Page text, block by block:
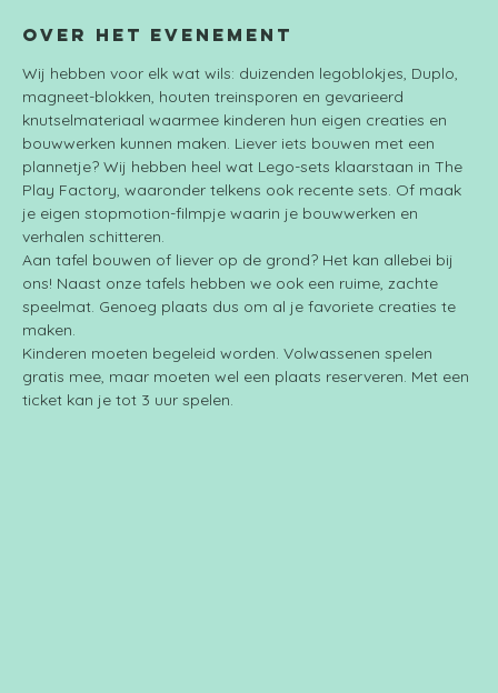
Over het evenement
Wij hebben voor elk wat wils: duizenden legoblokjes, Duplo,
magneet-blokken, houten treinsporen en gevarieerd
knutselmateriaal waarmee kinderen hun eigen creaties en
bouwwerken kunnen maken. Liever iets bouwen met een
plannetje? Wij hebben heel wat Lego-sets klaarstaan in The
Play Factory, waaronder telkens ook recente sets. Of maak
je eigen stopmotion-filmpje waarin je bouwwerken en
verhalen schitteren.
Aan tafel bouwen of liever op de grond? Het kan allebei bij
ons! Naast onze tafels hebben we ook een ruime, zachte
speelmat. Genoeg plaats dus om al je favoriete creaties te
maken.
Kinderen moeten begeleid worden. Volwassenen spelen
gratis mee, maar moeten wel een plaats reserveren. Met een
ticket kan je tot 3 uur spelen.